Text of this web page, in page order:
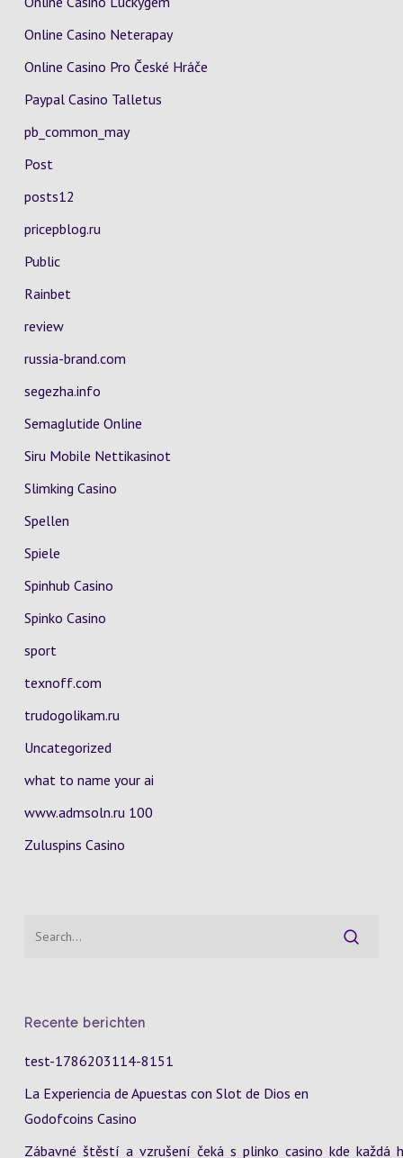
Online Casino Neterapay
Online Casino Pro České Hráče
Paypal Casino Talletus
pb_common_may
Post
posts12
pricepblog.ru
Public
Rainbet
review
russia-brand.com
segezha.info
Semaglutide Online
Siru Mobile Nettikasinot
Slimking Casino
Spellen
Spiele
Spinhub Casino
Spinko Casino
sport
texnoff.com
trudogolikam.ru
Uncategorized
what to name your ai
www.admsoln.ru 100
Zuluspins Casino
Recente berichten
test-1786203114-8151
La Experiencia de Apuestas con Slot de Dios en
Godofcoins Casino